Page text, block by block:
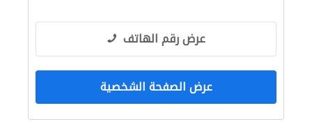
عرض رقم الهاتف
عرض الصفحة الشخصية